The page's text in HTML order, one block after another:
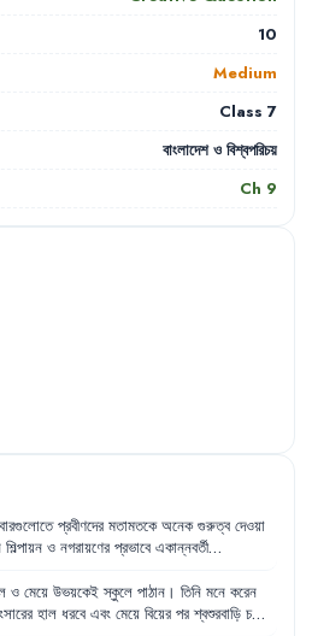
10
Medium
Class 7
বাংলাদেশ ও বিশ্বপরিচয়
Ch 9
প্রবীণদের মতামতকে অনেক গুরুত্ব দেওয়া
শিল্পায়ন ও নগরায়ণের প্রভাবে একান্নবর্তী
মতো গুরুত্ব দেওয়া হয় না এবং তারা সমাজে প্রায়
পাশে বসে কথা বলার সময়ও যেন কারও নেই ।
ও মেয়ে উভয়কেই স্কুলে পাঠান । তিনি মনে করেন
হাল ধরবে এবং মেয়ে বিয়ের পর শ্বশুরবাড়ি চলে